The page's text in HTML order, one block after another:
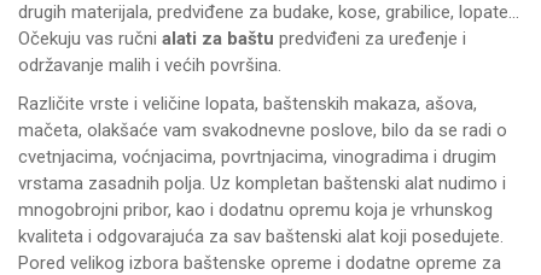
drugih materijala, predviđene za budake, kose, grabilice, lopate...
Očekuju vas ručni alati za baštu predviđeni za uređenje i
održavanje malih i većih površina.
Različite vrste i veličine lopata, baštenskih makaza, ašova,
mačeta, olakšaće vam svakodnevne poslove, bilo da se radi o
cvetnjacima, voćnjacima, povrtnjacima, vinogradima i drugim
vrstama zasadnih polja. Uz kompletan baštenski alat nudimo i
mnogobrojni pribor, kao i dodatnu opremu koja je vrhunskog
kvaliteta i odgovarajuća za sav baštenski alat koji posedujete.
Pored velikog izbora baštenske opreme i dodatne opreme za